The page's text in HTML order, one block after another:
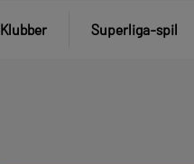
Klubber Superliga-spil